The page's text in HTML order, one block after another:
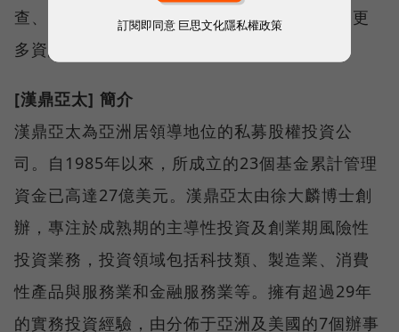
查、焦點群體等方法，更具即時性及準確性。更
多資訊請見
[漢鼎亞太] 簡介
漢鼎亞太為亞洲居領導地位的私募股權投資公
司。自1985年以來，所成立的23個基金累計管理
資金已高達27億美元。漢鼎亞太由徐大麟博士創
辦，專注於成熟期的主導性投資及創業期風險性
投資業務，投資領域包括科技類、製造業、消費
性產品與服務業和金融服務業等。擁有超過29年
的實務投資經驗，由分佈于亞洲及美國的7個辦事
訂閱即同意 巨思文化隱私權政策